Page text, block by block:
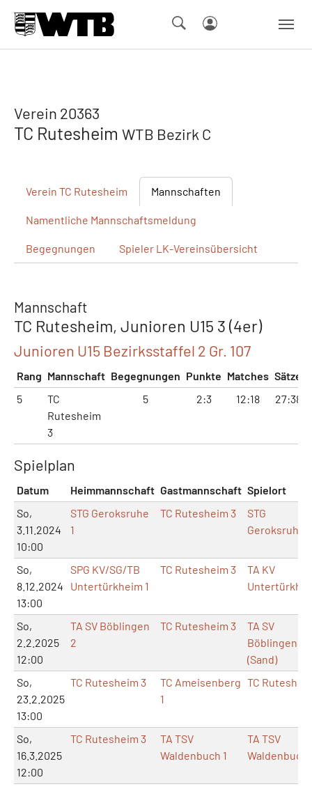
Verein 20363
TC Rutesheim WTB Bezirk C
Verein TC Rutesheim Mannschaften
Namentliche Mannschaftsmeldung
Begegnungen Spieler LK-Vereinsübersicht
Mannschaft
TC Rutesheim, Junioren U15 3 (4er)
Junioren U15 Bezirksstaffel 2 Gr. 107
Rang Mannschaft Begegnungen Punkte Matches Sätze
5
TC
Rutesheim
3
5 2:3 12:18 27:38
Spielplan
Datum Heimmannschaft Gastmannschaft Spielort
So,
3.11.2024
10:00
STG Geroksruhe
1
TC Rutesheim 3
STG
Geroksruhe
So,
8.12.2024
13:00
SPG KV/SG/TB
Untertürkheim 1
TC Rutesheim 3
TA KV
So,
2.2.2025
12:00
TA SV Böblingen
2
TC Rutesheim 3
TA SV
Böblingen
(Sand)
So,
23.2.2025
13:00
TC Rutesheim 3
TC Ameisenberg
1
TC
So,
16.3.2025
12:00
TC Rutesheim 3
TA TSV
Waldenbuch 1
TA TSV
Waldenbuch